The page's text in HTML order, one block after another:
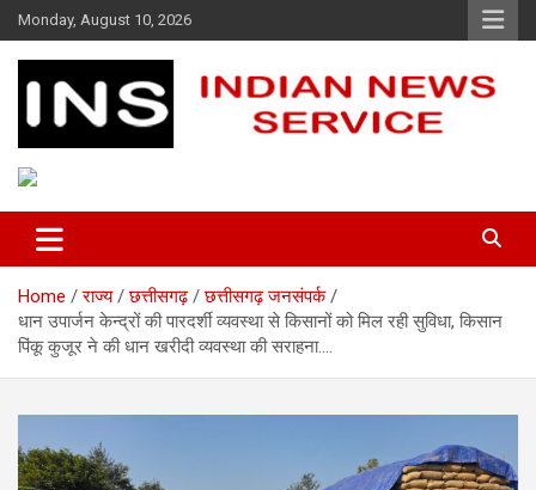
Skip
to
content
Monday, August 10, 2026
Indian News Service
Home राज्य छत्तीसगढ़
छत्तीसगढ़ जनसंपर्क
धान उपार्जन केन्द्रों की पारदर्शी व्यवस्था से किसानों को मिल रही सुविधा, किसान
पिंकू कुजूर ने की धान खरीदी व्यवस्था की सराहना….